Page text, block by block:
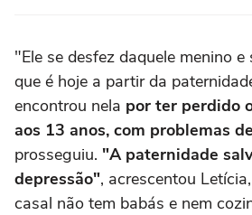
"Ele se desfez daquele menino
que é hoje a partir da
encontrou nela por ter perdido
aos 13 anos, com problemas
prosseguiu. "A paternidade
depressão", acrescentou
casal não tem babás e nem